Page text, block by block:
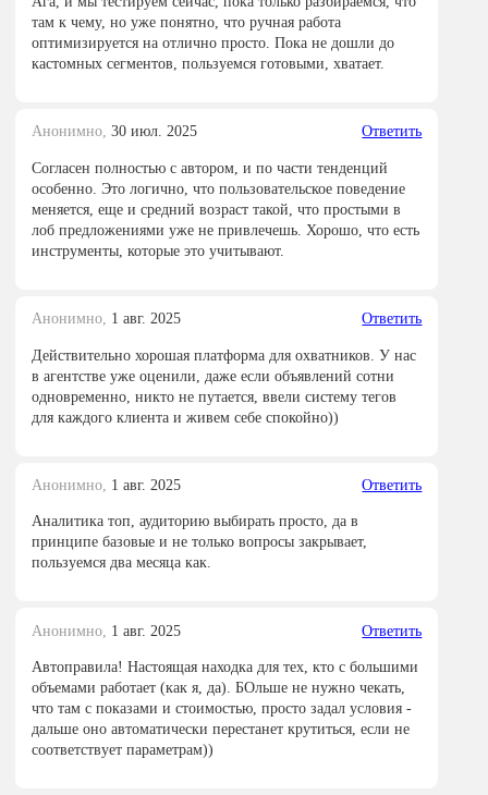
там к чему, но уже понятно, что ручная работа
оптимизируется на отлично просто. Пока не дошли до
кастомных сегментов, пользуемся готовыми, хватает.
Анонимно, 30 июл. 2025 Ответить
Согласен полностью с автором, и по части тенденций
особенно. Это логично, что пользовательское поведение
меняется, еще и средний возраст такой, что простыми в
лоб предложениями уже не привлечешь. Хорошо, что есть
инструменты, которые это учитывают.
Анонимно, 1 авг. 2025 Ответить
Действительно хорошая платформа для охватников. У нас
в агентстве уже оценили, даже если объявлений сотни
одновременно, никто не путается, ввели систему тегов
для каждого клиента и живем себе спокойно))
Анонимно, 1 авг. 2025 Ответить
Аналитика топ, аудиторию выбирать просто, да в
принципе базовые и не только вопросы закрывает,
пользуемся два месяца как.
Анонимно, 1 авг. 2025 Ответить
Автоправила! Настоящая находка для тех, кто с большими
объемами работает (как я, да). БОльше не нужно чекать,
что там с показами и стоимостью, просто задал условия -
дальше оно автоматически перестанет крутиться, если не
соответствует параметрам))